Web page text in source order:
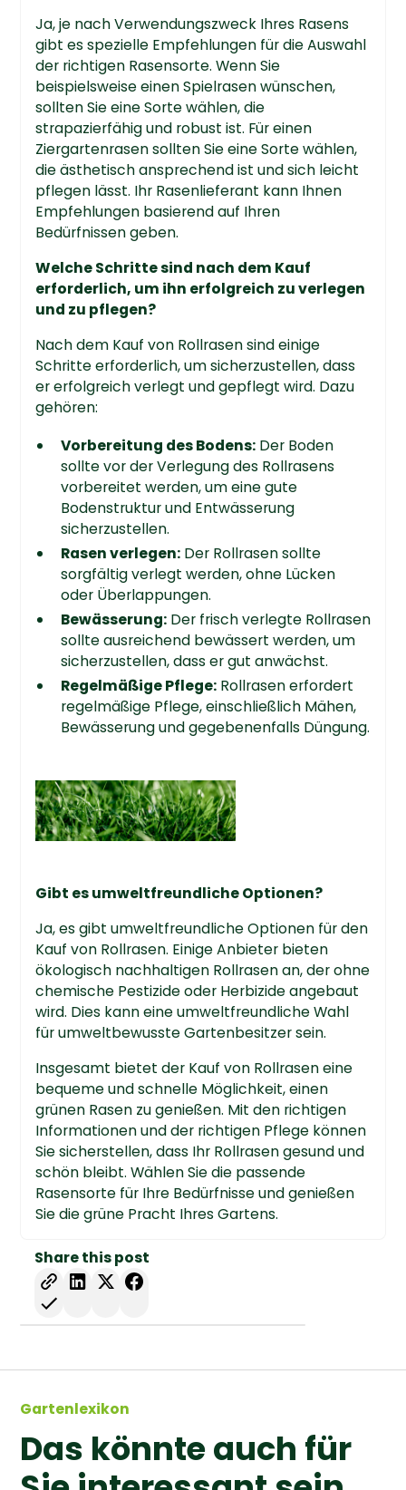
Ja, je nach Verwendungszweck Ihres Rasens
gibt es spezielle Empfehlungen für die Auswahl
der richtigen Rasensorte. Wenn Sie
beispielsweise einen Spielrasen wünschen,
sollten Sie eine Sorte wählen, die
strapazierfähig und robust ist. Für einen
Ziergartenrasen sollten Sie eine Sorte wählen,
die ästhetisch ansprechend ist und sich leicht
pflegen lässt. Ihr Rasenlieferant kann Ihnen
Empfehlungen basierend auf Ihren
Bedürfnissen geben.
Welche Schritte sind nach dem Kauf
erforderlich, um ihn erfolgreich zu verlegen
und zu pflegen?
Nach dem Kauf von Rollrasen sind einige
Schritte erforderlich, um sicherzustellen, dass
er erfolgreich verlegt und gepflegt wird. Dazu
gehören:
Vorbereitung des Bodens:Der Boden
sollte vor der Verlegung des Rollrasens
vorbereitet werden, um eine gute
Bodenstruktur und Entwässerung
sicherzustellen.
Rasen verlegen:Der Rollrasen sollte
sorgfältig verlegt werden, ohne Lücken
oder Überlappungen.
Bewässerung:Der frisch verlegte Rollrasen
sollte ausreichend bewässert werden, um
sicherzustellen, dass er gut anwächst.
Regelmäßige Pflege:Rollrasen erfordert
regelmäßige Pflege, einschließlich Mähen,
Bewässerung und gegebenenfalls Düngung.
Gibt es umweltfreundliche Optionen?
Ja, es gibt umweltfreundliche Optionen für den
Kauf von Rollrasen. Einige Anbieter bieten
ökologisch nachhaltigen Rollrasen an, der ohne
chemische Pestizide oder Herbizide angebaut
wird. Dies kann eine umweltfreundliche Wahl
für umweltbewusste Gartenbesitzer sein.
Insgesamt bietet der Kauf von Rollrasen eine
bequeme und schnelle Möglichkeit, einen
grünen Rasen zu genießen. Mit den richtigen
Informationen und der richtigen Pflege können
Sie sicherstellen, dass Ihr Rollrasen gesund und
schön bleibt. Wählen Sie die passende
Rasensorte für Ihre Bedürfnisse und genießen
Sie die grüne Pracht Ihres Gartens.
Share this post
Gartenlexikon
Das könnte auch für